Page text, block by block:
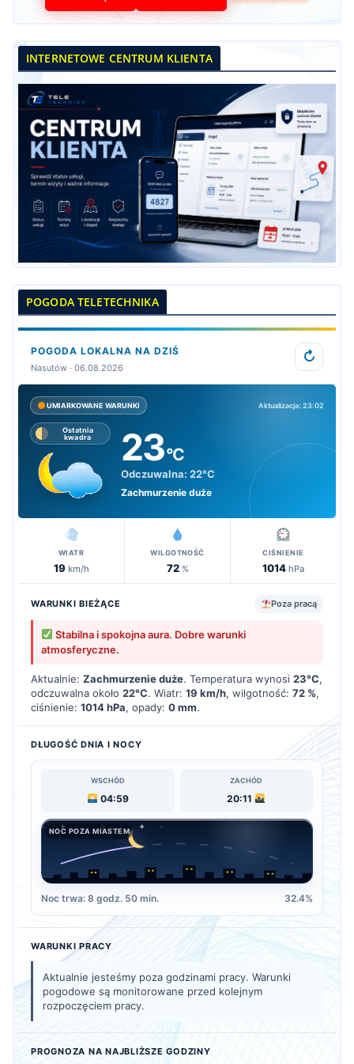
INTERNETOWE CENTRUM KLIENTA
POGODA TELETECHNIKA
POGODA LOKALNA NA DZIŚ
Nasutów · 06.08.2026
↻
UMIARKOWANE WARUNKI Aktualizacja: 23:02
Ostatnia
kwadra
23°C
Odczuwalna: 22°C
Zachmurzenie duże
WIATR
19km/h
WILGOTNOŚĆ
72%
CIŚNIENIE
1014 hPa
WARUNKI BIEŻĄCE Poza pracą
Stabilna i spokojna aura. Dobre warunki
atmosferyczne.
Aktualnie: Zachmurzenie duże. Temperatura wynosi 23°C,
odczuwalna około 22°C. Wiatr: 19 km/h, wilgotność: 72 %,
ciśnienie: 1014 hPa, opady: 0 mm.
DŁUGOŚĆ DNIA I NOCY
WSCHÓD
04:59
ZACHÓD
20:11
NOC POZA MIASTEM
Noc trwa: 8 godz. 50 min. 32.4%
WARUNKI PRACY
Aktualnie jesteśmy poza godzinami pracy. Warunki
pogodowe są monitorowane przed kolejnym
rozpoczęciem pracy.
PROGNOZA NA NAJBLIŻSZE GODZINY